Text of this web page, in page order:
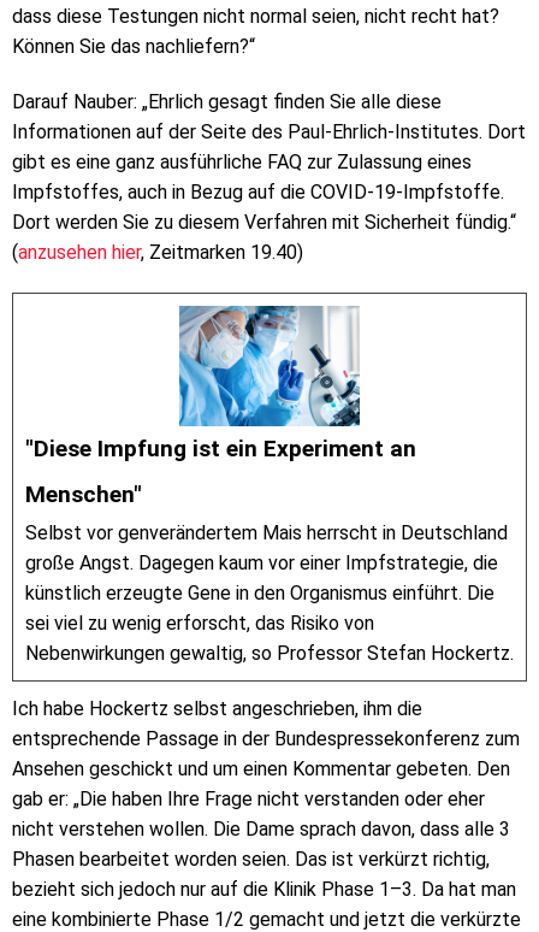
dass diese Testungen nicht normal seien, nicht recht hat?
Können Sie das nachliefern?“
Darauf Nauber: „Ehrlich gesagt finden Sie alle diese
Informationen auf der Seite des Paul-Ehrlich-Institutes. Dort
gibt es eine ganz ausführliche FAQ zur Zulassung eines
Impfstoffes, auch in Bezug auf die COVID-19-Impfstoffe.
Dort werden Sie zu diesem Verfahren mit Sicherheit fündig.“
(anzusehen hier, Zeitmarken 19.40)
"Diese Impfung ist ein Experiment an
Menschen"
Selbst vor genverändertem Mais herrscht in Deutschland
große Angst. Dagegen kaum vor einer Impfstrategie, die
künstlich erzeugte Gene in den Organismus einführt. Die
sei viel zu wenig erforscht, das Risiko von
Nebenwirkungen gewaltig, so Professor Stefan Hockertz.
Ich habe Hockertz selbst angeschrieben, ihm die
entsprechende Passage in der Bundespressekonferenz zum
Ansehen geschickt und um einen Kommentar gebeten. Den
gab er: „Die haben Ihre Frage nicht verstanden oder eher
nicht verstehen wollen. Die Dame sprach davon, dass alle 3
Phasen bearbeitet worden seien. Das ist verkürzt richtig,
bezieht sich jedoch nur auf die Klinik Phase 1–3. Da hat man
eine kombinierte Phase 1/2 gemacht und jetzt die verkürzte